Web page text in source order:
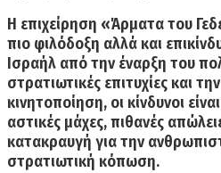
Η επιχείρηση «Άρματα του
πιο φιλόδοξη αλλά και
Ισραήλ από την έναρξη του
στρατιωτικές επιτυχίες και
κινητοποίηση, οι κίνδυνοι
αστικές μάχες, πιθανές
κατακραυγή για την
στρατιωτική κόπωση.